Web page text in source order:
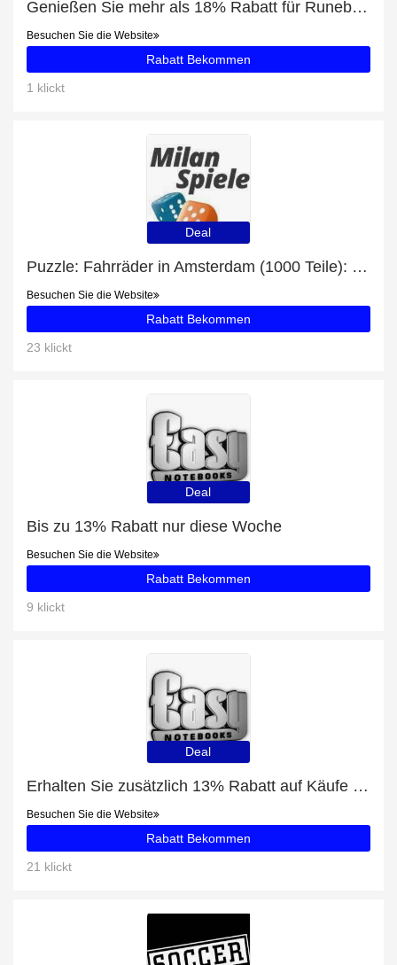
Genießen Sie mehr als 18% Rabatt für Runebound
Besuchen Sie die Website
Rabatt Bekommen
1 klickt
Deal
Puzzle: Fahrräder in Amsterdam (1000 Teile): Profitieren Sie von 47% Rabatt auf Ihren Einkauf
Besuchen Sie die Website
Rabatt Bekommen
23 klickt
Deal
Bis zu 13% Rabatt nur diese Woche
Besuchen Sie die Website
Rabatt Bekommen
9 klickt
Deal
Erhalten Sie zusätzlich 13% Rabatt auf Käufe von Microsoft Office Project Professional - Software Assurance
Besuchen Sie die Website
Rabatt Bekommen
21 klickt